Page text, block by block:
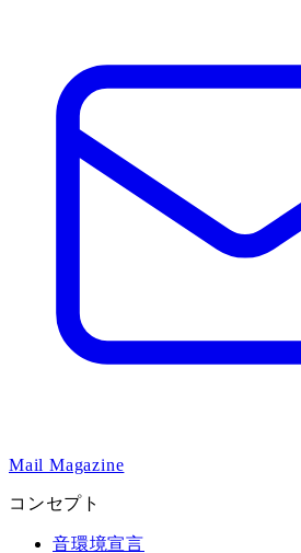
Mail Magazine
コンセプト
音環境宣言